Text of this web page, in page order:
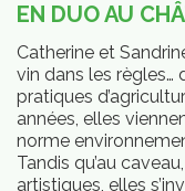
EN DUO AU
Catherine et
vin dans les règles…
pratiques
années, elles
norme
Tandis qu’au
artistiques, elles